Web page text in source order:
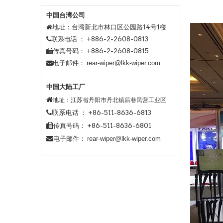
中国台湾公司
地址：台湾新北市林口区公园路14号1楼
联系电话 ： +886-2-2608-0813
传真号码： +886-2-2608-0815
电子邮件： rear-wiper@lkk-wiper.com
中国大陆工厂
地址：江苏省丹阳市丹北镇后巷民营工业区
联系电话 ： +86-511-8636-6813
传真号码： +86-511-8636-6801
电子邮件： rear-wiper@lkk-wiper.com